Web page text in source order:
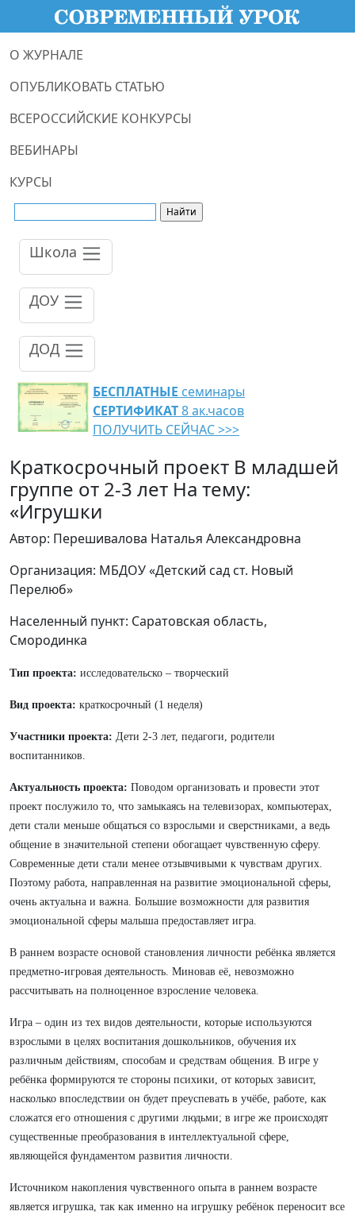
О ЖУРНАЛЕ
ОПУБЛИКОВАТЬ СТАТЬЮ
ВСЕРОССИЙСКИЕ КОНКУРСЫ
ВЕБИНАРЫ
КУРСЫ
Школа
ДОУ
ДОД
БЕСПЛАТНЫЕ семинары
СЕРТИФИКАТ8 ак.часов
ПОЛУЧИТЬ СЕЙЧАС >>>
Краткосрочный проект В младшей
группе от 2-3 лет На тему:
«Игрушки
Автор: Перешивалова Наталья Александровна
Организация: МБДОУ «Детский сад ст. Новый
Перелюб»
Населенный пункт: Саратовская область,
Смородинка
Тип проекта: исследовательско – творческий
Вид проекта: краткосрочный (1 неделя)
Участники проекта: Дети 2-3 лет, педагоги, родители
воспитанников.
Актуальность проекта: Поводом организовать и провести этот
проект послужило то, что замыкаясь на телевизорах, компьютерах,
дети стали меньше общаться со взрослыми и сверстниками, а ведь
общение в значительной степени обогащает чувственную сферу.
Современные дети стали менее отзывчивыми к чувствам других.
Поэтому работа, направленная на развитие эмоциональной сферы,
очень актуальна и важна. Большие возможности для развития
эмоциональной сферы малыша предоставляет игра.
В раннем возрасте основой становления личности ребёнка является
предметно-игровая деятельность. Миновав её, невозможно
рассчитывать на полноценное взросление человека.
Игра – один из тех видов деятельности, которые используются
взрослыми в целях воспитания дошкольников, обучения их
различным действиям, способам и средствам общения. В игре у
ребёнка формируются те стороны психики, от которых зависит,
насколько впоследствии он будет преуспевать в учёбе, работе, как
сложатся его отношения с другими людьми; в игре же происходят
существенные преобразования в интеллектуальной сфере,
являющейся фундаментом развития личности.
Источником накопления чувственного опыта в раннем возрасте
является игрушка, так как именно на игрушку ребёнок переносит все